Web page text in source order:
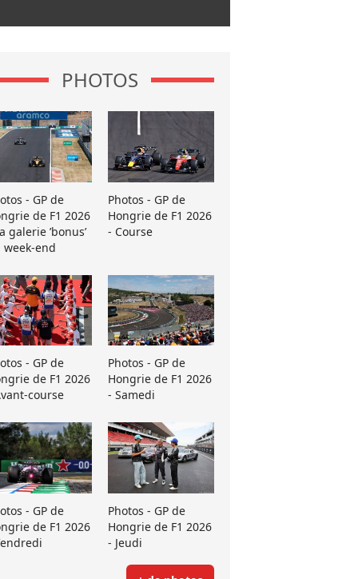
PHOTOS
- GP de
de F1 2026
galerie ’bonus’
week-end
Photos - GP de
Hongrie de F1 2026
- Course
- GP de
de F1 2026
course
Photos - GP de
Hongrie de F1 2026
- Samedi
- GP de
de F1 2026
Photos - GP de
Hongrie de F1 2026
- Jeudi